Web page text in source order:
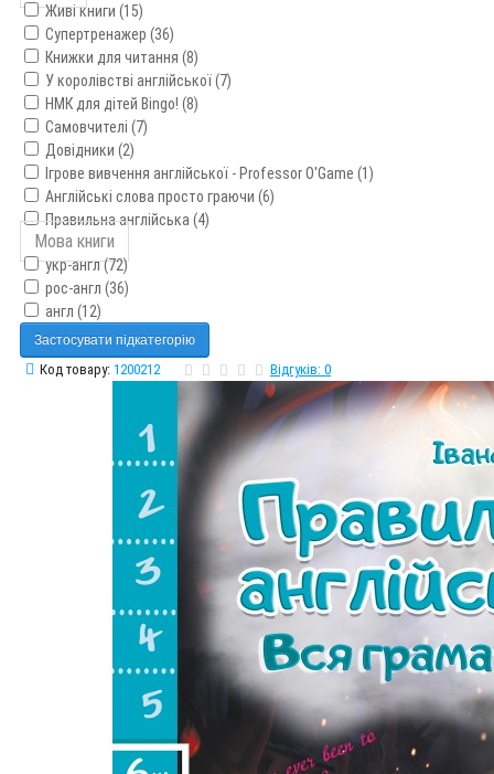
Живі книги (15)
Супертренажер (36)
Книжки для читання (8)
У королівстві англійської (7)
НМК для дітей Bingo! (8)
Самовчителі (7)
Довідники (2)
Ігрове вивчення англійської - Professor O'Game (1)
Англійські слова просто граючи (6)
Правильна англійська (4)
Мова книги
укр-англ (72)
рос-англ (36)
англ (12)
Застосувати підкатегорію
Код товару: 1200212 Відгуків: 0